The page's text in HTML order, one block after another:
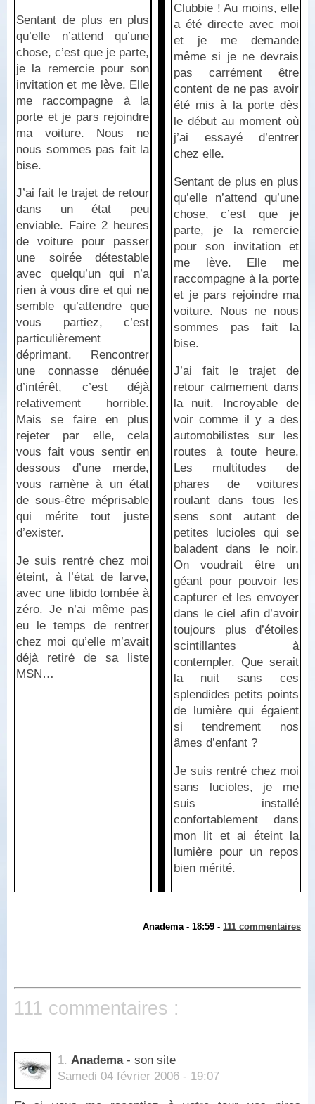
Sentant de plus en plus
qu’elle n’attend qu’une
chose, c’est que je parte,
je la remercie pour son
invitation et me lève. Elle
me raccompagne à la
porte et je pars rejoindre
ma voiture. Nous ne
nous sommes pas fait la
bise.
J’ai fait le trajet de retour
dans un état peu
enviable. Faire 2 heures
de voiture pour passer
une soirée détestable
avec quelqu’un qui n’a
rien à vous dire et qui ne
semble qu’attendre que
vous partiez, c’est
particulièrement
déprimant. Rencontrer
une connasse dénuée
d’intérêt, c’est déjà
relativement horrible.
Mais se faire en plus
rejeter par elle, cela
vous fait vous sentir en
dessous d’une merde,
vous ramène à un état
de sous-être méprisable
qui mérite tout juste
d’exister.
Je suis rentré chez moi
éteint, à l’état de larve,
avec une libido tombée à
zéro. Je n’ai même pas
eu le temps de rentrer
chez moi qu’elle m’avait
déjà retiré de sa liste
MSN…
Clubbie ! Au moins, elle
a été directe avec moi
et je me demande
même si je ne devrais
pas carrément être
content de ne pas avoir
été mis à la porte dès
le début au moment où
j’ai essayé d’entrer
chez elle.
Sentant de plus en plus
qu’elle n’attend qu’une
chose, c’est que je
parte, je la remercie
pour son invitation et
me lève. Elle me
raccompagne à la porte
et je pars rejoindre ma
voiture. Nous ne nous
sommes pas fait la
bise.
J’ai fait le trajet de
retour calmement dans
la nuit. Incroyable de
voir comme il y a des
automobilistes sur les
routes à toute heure.
Les multitudes de
phares de voitures
roulant dans tous les
sens sont autant de
petites lucioles qui se
baladent dans le noir.
On voudrait être un
géant pour pouvoir les
capturer et les envoyer
dans le ciel afin d’avoir
toujours plus d’étoiles
scintillantes à
contempler. Que serait
la nuit sans ces
splendides petits points
de lumière qui égaient
si tendrement nos
âmes d’enfant ?
Je suis rentré chez moi
sans lucioles, je me
suis installé
confortablement dans
mon lit et ai éteint la
lumière pour un repos
bien mérité.
Anadema - 18:59 - 111 commentaires
111 commentaires :
1. Anadema- son site
Samedi 04 février 2006 - 19:07